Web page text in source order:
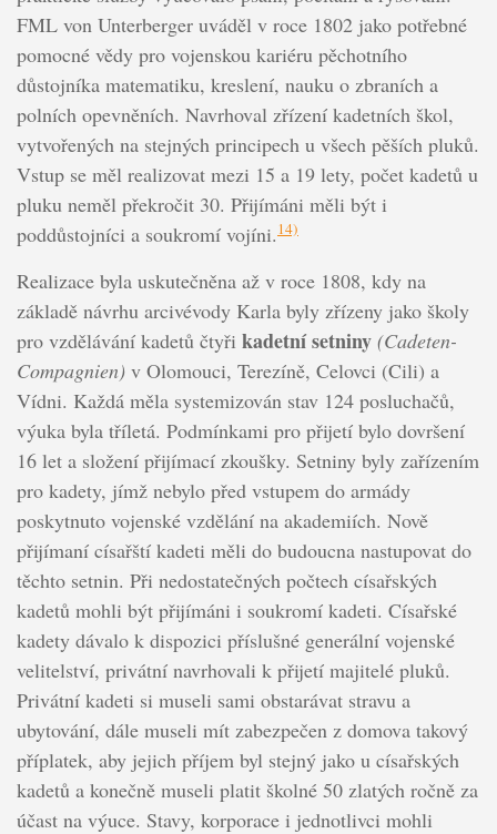
FML von Unterberger uváděl v roce 1802 jako potřebné
pomocné vědy pro vojenskou kariéru pěchotního
důstojníka matematiku, kreslení, nauku o zbraních a
polních opevněních. Navrhoval zřízení kadetních škol,
vytvořených na stejných principech u všech pěších pluků.
Vstup se měl realizovat mezi 15 a 19 lety, počet kadetů u
pluku neměl překročit 30. Přijímáni měli být i
poddůstojníci a soukromí vojíni.14)
Realizace byla uskutečněna až v roce 1808, kdy na
základě návrhu arcivévody Karla byly zřízeny jako školy
pro vzdělávání kadetů čtyři kadetní setniny (Cadeten-
Compagnien)v Olomouci, Terezíně, Celovci (Cili) a
Vídni. Každá měla systemizován stav 124 posluchačů,
výuka byla tříletá. Podmínkami pro přijetí bylo dovršení
16 let a složení přijímací zkoušky. Setniny byly zařízením
pro kadety, jímž nebylo před vstupem do armády
poskytnuto vojenské vzdělání na akademiích. Nově
přijímaní císařští kadeti měli do budoucna nastupovat do
těchto setnin. Při nedostatečných počtech císařských
kadetů mohli být přijímáni i soukromí kadeti. Císařské
kadety dávalo k dispozici příslušné generální vojenské
velitelství, privátní navrhovali k přijetí majitelé pluků.
Privátní kadeti si museli sami obstarávat stravu a
ubytování, dále museli mít zabezpečen z domova takový
příplatek, aby jejich příjem byl stejný jako u císařských
kadetů a konečně museli platit školné 50 zlatých ročně za
účast na výuce. Stavy, korporace i jednotlivci mohli